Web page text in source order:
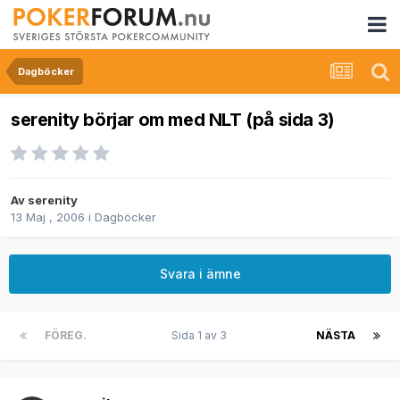
Dagböcker
serenity börjar om med NLT (på sida 3)
Av serenity
13 Maj , 2006 i Dagböcker
Svara i ämne
FÖREG. NÄSTA
Sida 1 av 3